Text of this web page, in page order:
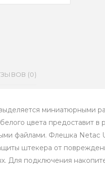
(0)
миниатюрными
цвета предоставит в
файлами. Флешка Netac
штекера от
Для подключения